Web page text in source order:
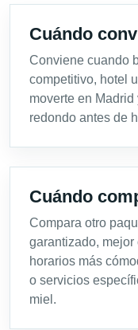
Cuándo
Conviene cuando
competitivo, hotel
moverte en
redondo antes de
Cuándo
Compara otro
garantizado,
horarios más
o servicios
miel.